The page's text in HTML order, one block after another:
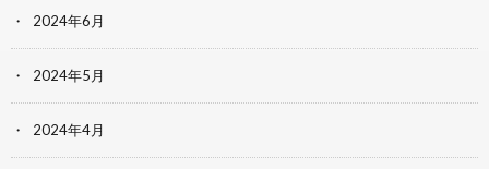
2024年6月
2024年5月
2024年4月